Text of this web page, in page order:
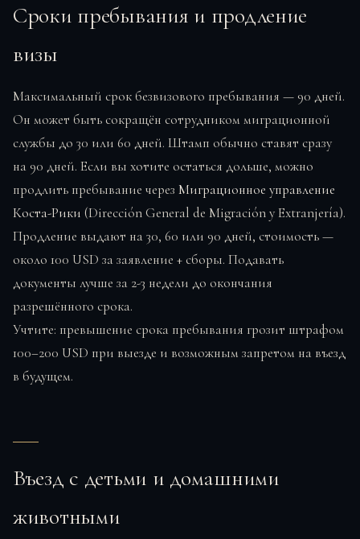
Сроки пребывания и продление
визы
Максимальный срок безвизового пребывания — 90 дней.
Он может быть сокращён сотрудником миграционной
службы до 30 или 60 дней. Штамп обычно ставят сразу
на 90 дней. Если вы хотите остаться дольше, можно
продлить пребывание через Миграционное управление
Коста-Рики (Dirección General de Migración y Extranjería).
Продление выдают на 30, 60 или 90 дней, стоимость —
около 100 USD за заявление + сборы. Подавать
документы лучше за 2-3 недели до окончания
разрешённого срока.
Учтите: превышение срока пребывания грозит штрафом
100–200 USD при выезде и возможным запретом на въезд
в будущем.
Въезд с детьми и домашними
животными